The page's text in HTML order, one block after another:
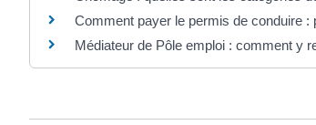
Comment payer le permis de conduire
Médiateur de Pôle emploi : comment y